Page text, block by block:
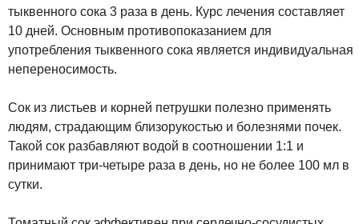
тыквенного сока 3 раза в день. Курс лечения составляет
10 дней. Основным противопоказанием для
употребления тыквенного сока является индивидуальная
непереносимость.
Сок из листьев и корней петрушки полезно применять
людям, страдающим близорукостью и болезнями почек.
Такой сок разбавляют водой в соотношении 1:1 и
принимают три-четыре раза в день, но не более 100 мл в
сутки.